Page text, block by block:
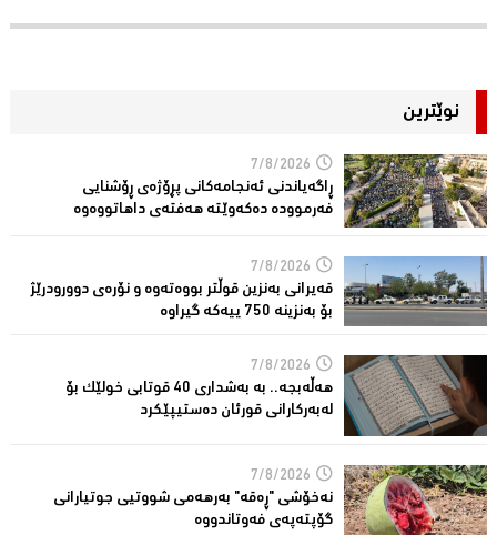
نوێترین
7/8/2026
ڕاگەیاندنی ئەنجامەكانی پڕۆژەی ڕۆشنایی
فەرموودە دەکەوێتە هەفتەی داهاتووەوە
7/8/2026
قەیرانى بەنزین قوڵتر بووەتەوە و نۆرەی دوورودرێژ
بۆ بەنزینە 750 ییەکە گیراوە
7/8/2026
هەڵەبجە.. بە بەشداری 40 قوتابی خولێک بۆ
لەبەرکارانى قورئان دەستیپێکرد
7/8/2026
نەخۆشی "ڕەقە" بەرهەمی شووتیی جوتیارانی
گۆپتەپەى فەوتاندووە